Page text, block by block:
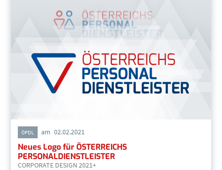
ÖPDL am 02.02.2021
Neues Logo für ÖSTERREICHS
PERSONALDIENSTLEISTER
CORPORATE DESIGN 2021+